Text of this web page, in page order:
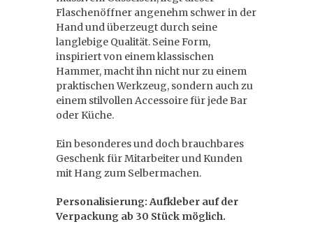
Flaschenöffner angenehm schwer in der
Hand und überzeugt durch seine
langlebige Qualität. Seine Form,
inspiriert von einem klassischen
Hammer, macht ihn nicht nur zu einem
praktischen Werkzeug, sondern auch zu
einem stilvollen Accessoire für jede Bar
oder Küche.
Ein besonderes und doch brauchbares
Geschenk für Mitarbeiter und Kunden
mit Hang zum Selbermachen.
Personalisierung: Aufkleber auf der
Verpackung ab 30 Stück möglich.